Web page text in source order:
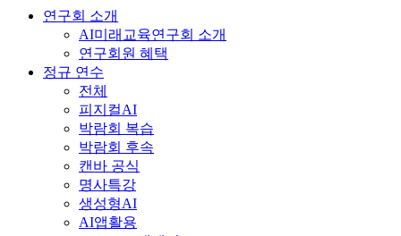
연구회 소개
AI미래교육연구회 소개
연구회원 혜택
정규 연수
전체
피지컬AI
박람회 복습
박람회 후속
캔바 공식
명사특강
생성형AI
AI앱활용